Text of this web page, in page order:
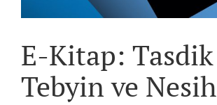
E-Kitap: Tasdik
Tebyin ve Nesih